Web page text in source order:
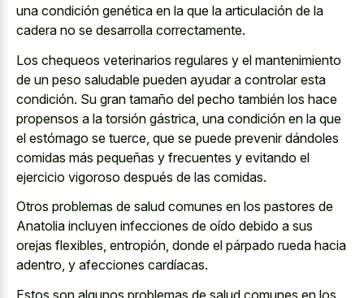
una condición genética en la que la articulación de la
cadera no se desarrolla correctamente.
Los chequeos veterinarios regulares y el mantenimiento
de un peso saludable pueden ayudar a controlar esta
condición. Su gran tamaño del pecho también los hace
propensos a la torsión gástrica, una condición en la que
el estómago se tuerce, que se puede prevenir dándoles
comidas más pequeñas y frecuentes y evitando el
ejercicio vigoroso después de las comidas.
Otros problemas de salud comunes en los pastores de
Anatolia incluyen infecciones de oído debido a sus
orejas flexibles, entropión, donde el párpado rueda hacia
adentro, y afecciones cardíacas.
Estos son algunos problemas de salud comunes en los